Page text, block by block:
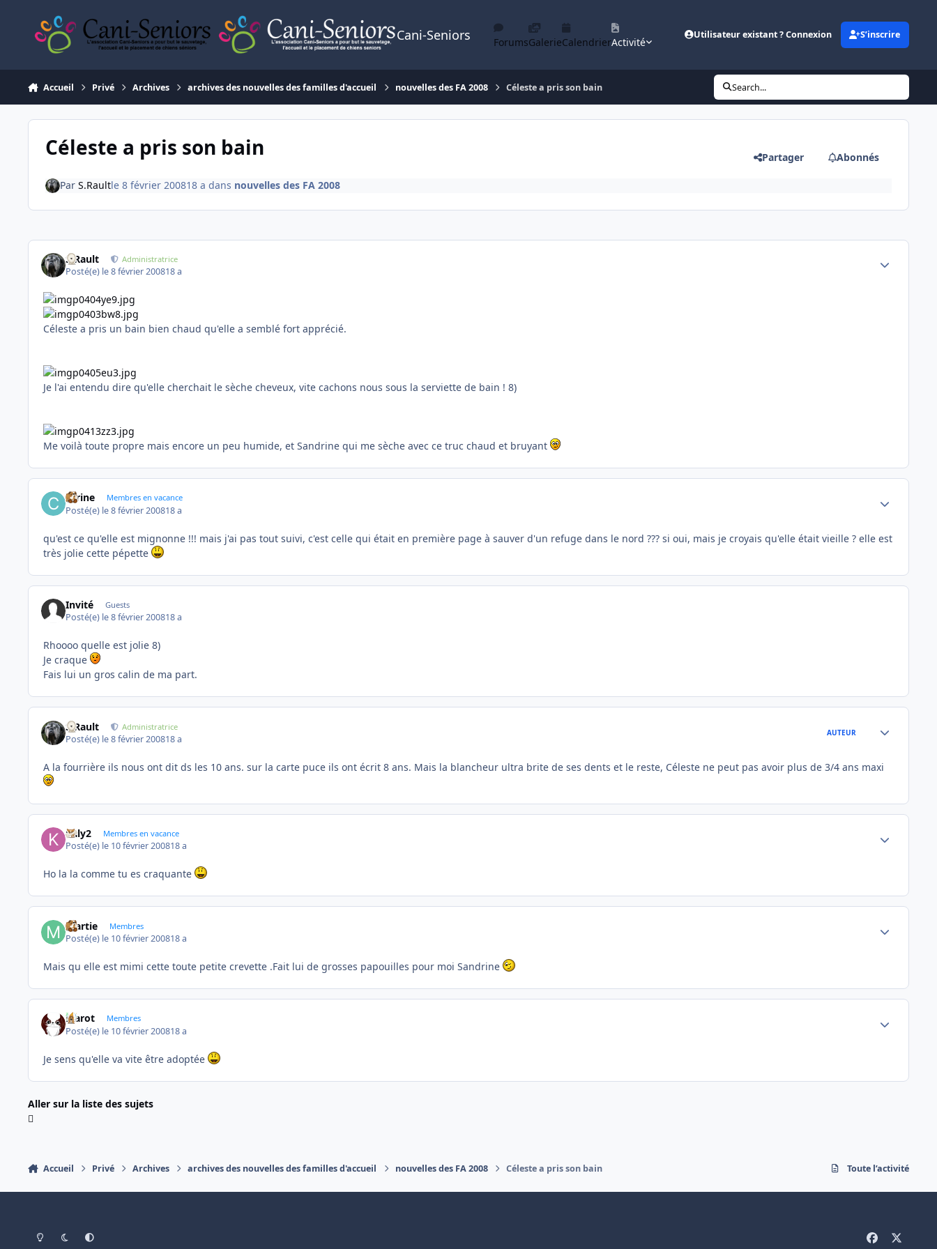
Cani-Seniors ForumsGalerieCalendrierActivité
Utilisateur existant ? Connexion S’inscrire
Accueil Privé Archives archives des nouvelles des familles d'accueil nouvelles des FA 2008 Céleste a pris son bain Search...
Céleste a pris son bain Partager Abonnés
Par S.Raultle 8 février 200818 a dans nouvelles des FA 2008
S.Rault Administratrice
Posté(e) le 8 février 200818 a
Céleste a pris un bain bien chaud qu'elle a semblé fort apprécié.
Je l'ai entendu dire qu'elle cherchait le sèche cheveux, vite cachons nous sous la serviette de bain ! 8)
Me voilà toute propre mais encore un peu humide, et Sandrine qui me sèche avec ce truc chaud et bruyant
carine Membres en vacance
Posté(e) le 8 février 200818 a
qu'est ce qu'elle est mignonne !!! mais j'ai pas tout suivi, c'est celle qui était en première page à sauver d'un refuge dans le nord ??? si oui, mais je croyais qu'elle était vieille ? elle est
très jolie cette pépette
Invité Guests
Posté(e) le 8 février 200818 a
Rhoooo quelle est jolie 8)
Je craque
Fais lui un gros calin de ma part.
S.Rault Administratrice
Posté(e) le 8 février 200818 a
AUTEUR
A la fourrière ils nous ont dit ds les 10 ans. sur la carte puce ils ont écrit 8 ans. Mais la blancheur ultra brite de ses dents et le reste, Céleste ne peut pas avoir plus de 3/4 ans maxi
kaly2 Membres en vacance
Posté(e) le 10 février 200818 a
Ho la la comme tu es craquante
martie Membres
Posté(e) le 10 février 200818 a
Mais qu elle est mimi cette toute petite crevette .Fait lui de grosses papouilles pour moi Sandrine
Marot Membres
Posté(e) le 10 février 200818 a
Je sens qu'elle va vite être adoptée
Aller sur la liste des sujets
Accueil Privé Archives archives des nouvelles des familles d'accueil nouvelles des FA 2008 Céleste a pris son bain Toute l’activité
Light ModeDark ModeSystem Preference